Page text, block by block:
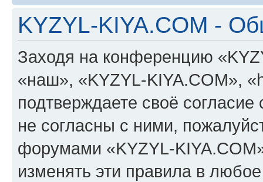
KYZYL-KIYA.COM -
Заходя на конференцию
«наш», «KYZYL-KIYA.COM»,
подтверждаете своё
не согласны с ними,
форумами «KYZYL-
изменять эти правила в